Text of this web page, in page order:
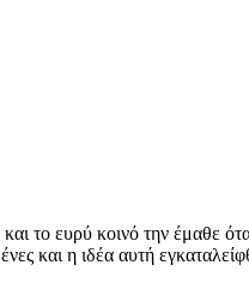
το ευρύ κοινό την έμαθε
και η ιδέα αυτή